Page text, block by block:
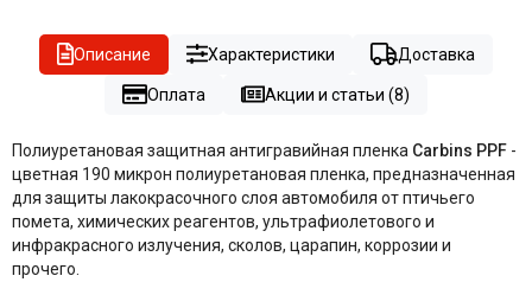
Описание Характеристики Доставка
Оплата Акции и статьи (8)
Полиуретановая защитная антигравийная пленка Carbins PPF -
цветная 190 микрон полиуретановая пленка, предназначенная
для защиты лакокрасочного слоя автомобиля от птичьего
помета, химических реагентов, ультрафиолетового и
инфракрасного излучения, сколов, царапин, коррозии и
прочего.